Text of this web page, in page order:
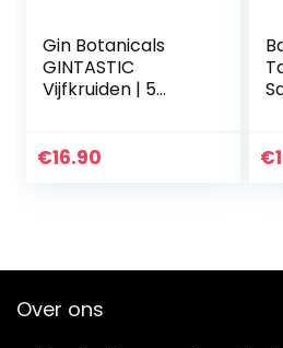
Gin Botanicals
GINTASTIC
Vijfkruiden | 5
verfijning van gin-
€16.90 €
Over ons